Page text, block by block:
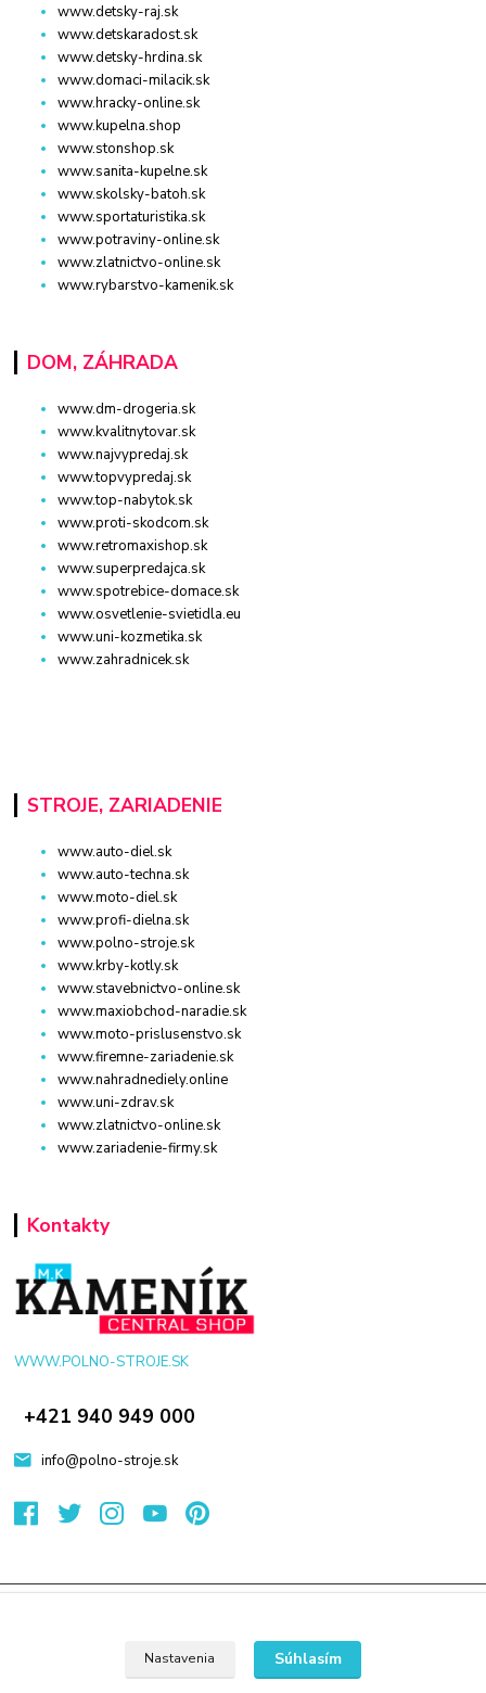
www.detsky-raj.sk
www.detskaradost.sk
www.detsky-hrdina.sk
www.domaci-milacik.sk
www.hracky-online.sk
www.kupelna.shop
www.stonshop.sk
www.sanita-kupelne.sk
www.skolsky-batoh.sk
www.sportaturistika.sk
www.potraviny-online.sk
www.zlatnictvo-online.sk
www.rybarstvo-kamenik.sk
DOM, ZÁHRADA
www.dm-drogeria.sk
www.kvalitnytovar.sk
www.najvypredaj.sk
www.topvypredaj.sk
www.top-nabytok.sk
www.proti-skodcom.sk
www.retromaxishop.sk
www.superpredajca.sk
www.spotrebice-domace.sk
www.osvetlenie-svietidla.eu
www.uni-kozmetika.sk
www.zahradnicek.sk
STROJE, ZARIADENIE
www.auto-diel.sk
www.auto-techna.sk
www.moto-diel.sk
www.profi-dielna.sk
www.polno-stroje.sk
www.krby-kotly.sk
www.stavebnictvo-online.sk
www.maxiobchod-naradie.sk
www.moto-prislusenstvo.sk
www.firemne-zariadenie.sk
www.nahradnediely.online
www.uni-zdrav.sk
www.zlatnictvo-online.sk
www.zariadenie-firmy.sk
Kontakty
WWW.POLNO-STROJE.SK
+421 940 949 000
info@polno-stroje.sk
Eshop-rychlo.sk
Nastavenia
Súhlasím